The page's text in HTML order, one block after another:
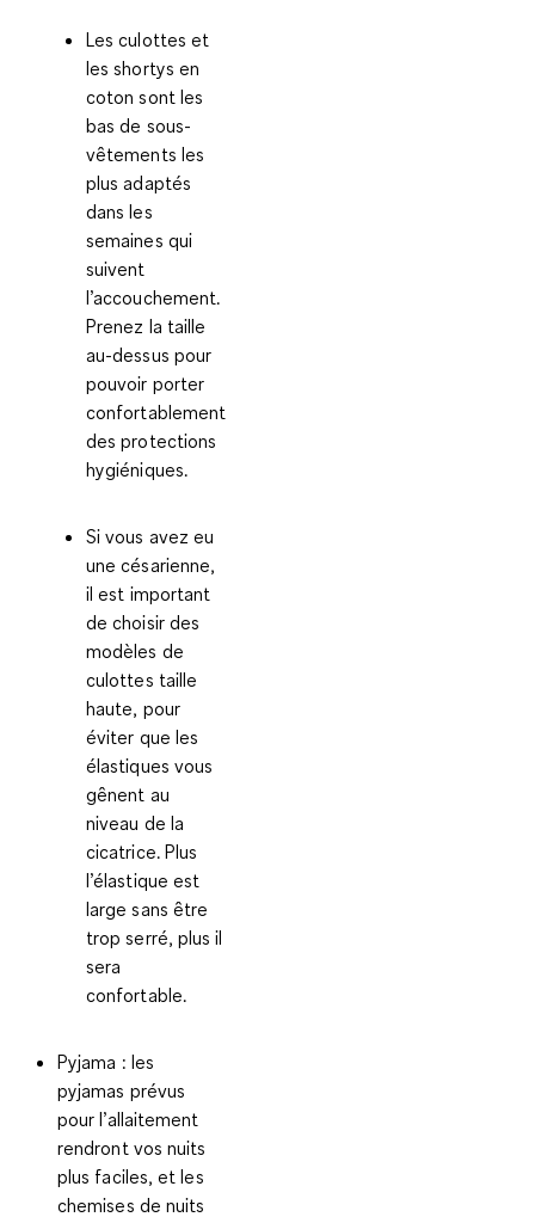
Les culottes et
les shortys en
coton sont les
bas de sous-
vêtements les
plus adaptés
dans les
semaines qui
suivent
l’accouchement.
Prenez la taille
au-dessus pour
pouvoir porter
confortablement
des protections
hygiéniques.
Si vous avez eu
une césarienne,
il est important
de choisir des
modèles de
culottes taille
haute, pour
éviter que les
élastiques vous
gênent au
niveau de la
cicatrice. Plus
l’élastique est
large sans être
trop serré, plus il
sera
confortable.
Pyjama : les
pyjamas prévus
pour l’allaitement
rendront vos nuits
plus faciles, et les
chemises de nuits